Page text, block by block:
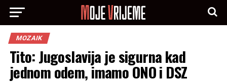
MOZAIK
Tito: Jugoslavija je sigurna kad
jednom odem, imamo ONO i DSZ